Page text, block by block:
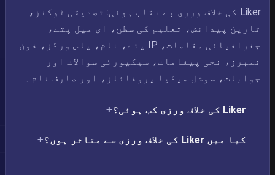
Liker کی خلاف ورزی بے نقاب ہوئی: تصدیقی ٹوکنز،
تاریخ پیدائش، تعلیم کی سطح، ای میل پتے،
جغرافیائی مقامات، IP پتے، نام، پاس ورڈز، فون
نمبرز، نجی پیغامات، سیکیورٹی سوالات اور
جوابات، سوشل میڈیا پروفائلز، اور صارف نام۔
Liker کی خلاف ورزی کب ہوئی؟
کیا میں Liker کی خلاف ورزی سے متاثر ہوں؟